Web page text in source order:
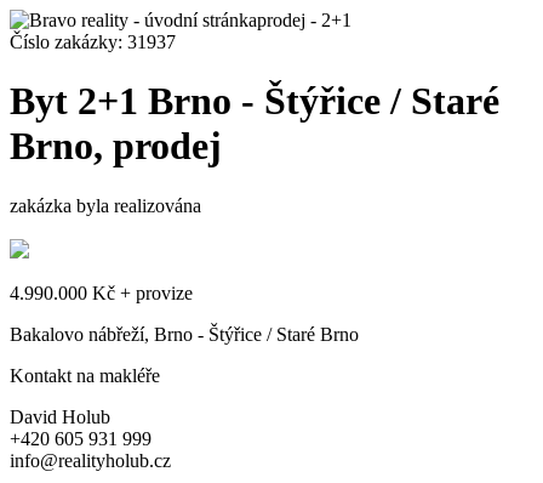
prodej - 2+1
Číslo zakázky: 31937
Byt 2+1 Brno - Štýřice / Staré
Brno, prodej
zakázka byla realizována
4.990.000 Kč + provize
Bakalovo nábřeží, Brno - Štýřice / Staré Brno
Kontakt na makléře
David Holub
+420 605 931 999
info@realityholub.cz